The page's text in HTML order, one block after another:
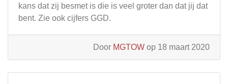
kans dat zij besmet is die is veel groter dan dat jij dat
bent. Zie ook cijfers GGD.
Door MGTOW op 18 maart 2020